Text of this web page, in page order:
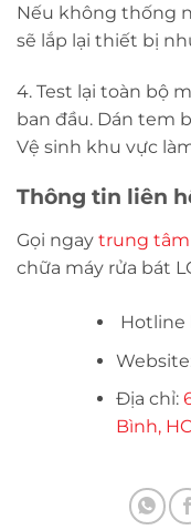
Nếu không thống
sẽ lắp lại thiết bị
4. Test lại toàn bộ
ban đầu. Dán tem
Vệ sinh khu vực
Thông tin liên
Gọi ngay trung tâm
chữa máy rửa bát
Hotline
Địa chỉ:
Bình,